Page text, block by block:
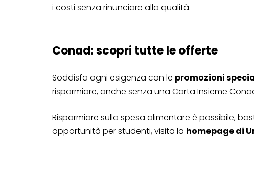
i costi senza rinunciare alla qualità.
Conad: scopri tutte le offerte
Soddisfa ogni esigenza con le promozioni
risparmiare, anche senza una Carta Insieme
Risparmiare sulla spesa alimentare è possibile,
opportunità per studenti, visita la homepage di